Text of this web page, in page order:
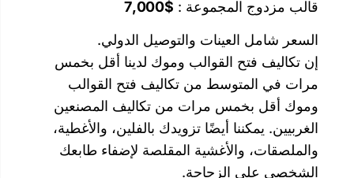
:
$7,000
والتوصيل الدولي.
وموك لدينا أقل بخمس
تكاليف فتح القوالب
من تكاليف المصنعين
تزويدك بالفلين، والأغطية،
المقلصة لإضفاء طابعك